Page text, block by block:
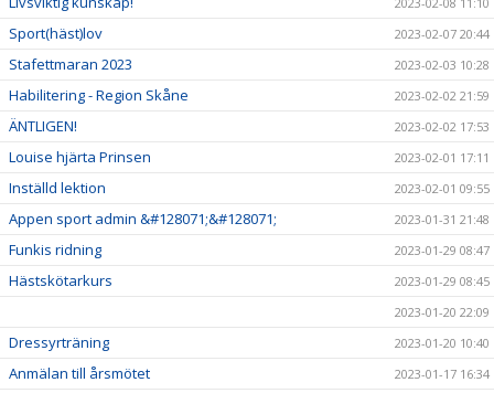
Sport(häst)lov 2023-02-07 20:44
Stafettmaran 2023 2023-02-03 10:28
Habilitering - Region Skåne 2023-02-02 21:59
ÄNTLIGEN! 2023-02-02 17:53
Louise hjärta Prinsen 2023-02-01 17:11
Inställd lektion 2023-02-01 09:55
Appen sport admin &#128071;&#128071; 2023-01-31 21:48
Funkis ridning 2023-01-29 08:47
Hästskötarkurs
2023-01-29 08:45
2023-01-20 22:09
Dressyrträning 2023-01-20 10:40
Anmälan till årsmötet 2023-01-17 16:34